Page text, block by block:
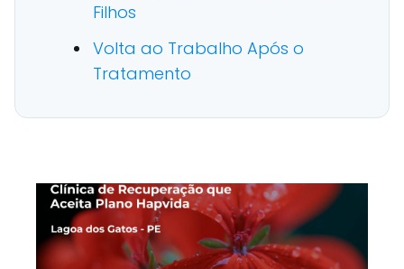
Filhos
Volta ao Trabalho Após o
Tratamento